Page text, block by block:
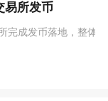
易所发币
完成发币落地，整体